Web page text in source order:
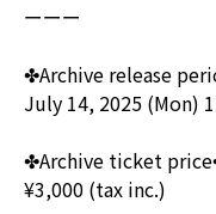
ーーー
✤Archive release
July 14, 2025 (Mon)
✤Archive ticket
¥3,000 (tax inc.)